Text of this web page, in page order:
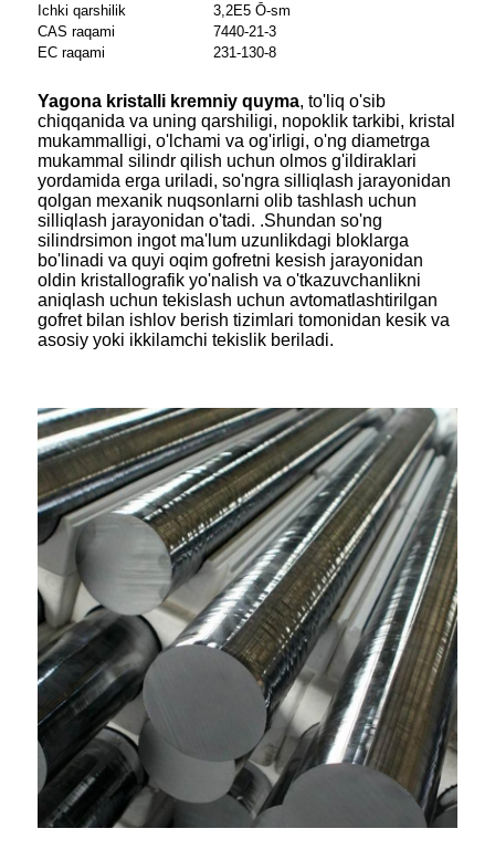
Ichki qarshilik
3,2E5 Ō-sm
CAS raqami
7440-21-3
EC raqami
231-130-8
Yagona kristalli kremniy quyma, to'liq o'sib
chiqqanida va uning qarshiligi, nopoklik tarkibi, kristal
mukammalligi, o'lchami va og'irligi, o'ng diametrga
mukammal silindr qilish uchun olmos g'ildiraklari
yordamida erga uriladi, so'ngra silliqlash jarayonidan
qolgan mexanik nuqsonlarni olib tashlash uchun
silliqlash jarayonidan o'tadi. .Shundan so'ng
silindrsimon ingot ma'lum uzunlikdagi bloklarga
bo'linadi va quyi oqim gofretni kesish jarayonidan
oldin kristallografik yo'nalish va o'tkazuvchanlikni
aniqlash uchun tekislash uchun avtomatlashtirilgan
gofret bilan ishlov berish tizimlari tomonidan kesik va
asosiy yoki ikkilamchi tekislik beriladi.